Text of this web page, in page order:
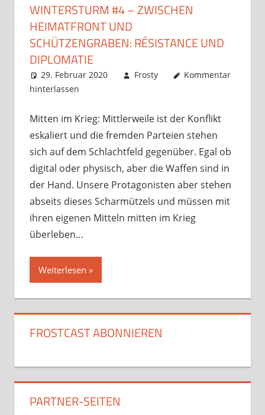
WINTERSTURM #4 – ZWISCHEN
HEIMATFRONT UND
SCHÜTZENGRABEN: RÉSISTANCE UND
DIPLOMATIE
29. Februar 2020 Frosty
Kommentar
hinterlassen
Mitten im Krieg: Mittlerweile ist der Konflikt
eskaliert und die fremden Parteien stehen
sich auf dem Schlachtfeld gegenüber. Egal ob
digital oder physisch, aber die Waffen sind in
der Hand. Unsere Protagonisten aber stehen
abseits dieses Scharmützels und müssen mit
ihren eigenen Mitteln mitten im Krieg
überleben…
Weiterlesen
FROSTCAST ABONNIEREN
PARTNER-SEITEN